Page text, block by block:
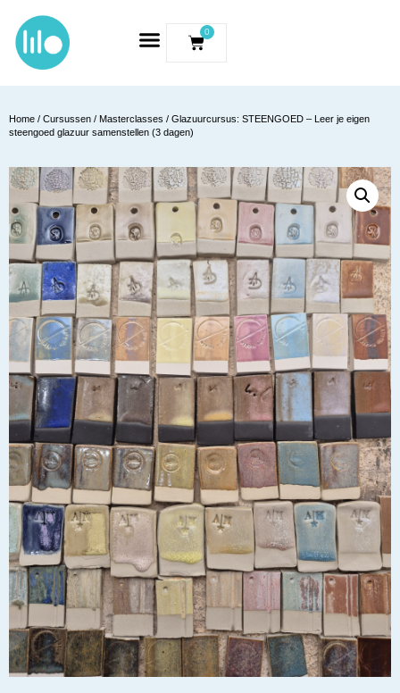
0
Home / Cursussen / Masterclasses / Glazuurcursus: STEENGOED – Leer je eigen
steengoed glazuur samenstellen (3 dagen)